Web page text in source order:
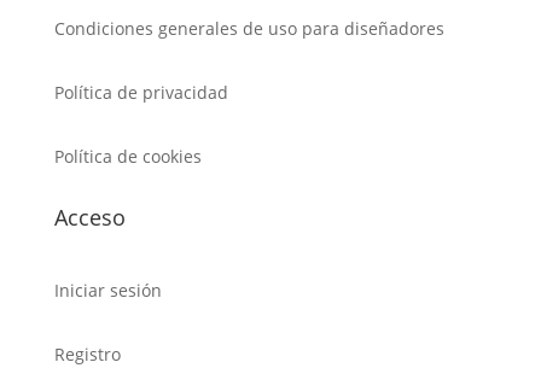
Condiciones generales de uso para diseñadores
Política de privacidad
Política de cookies
Acceso
Iniciar sesión
Registro